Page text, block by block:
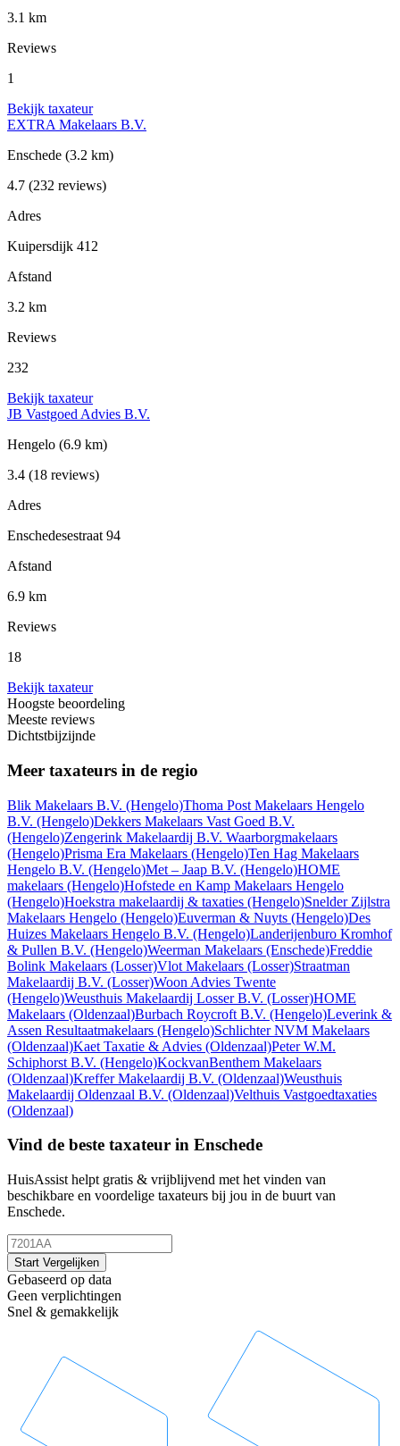
3.1 km
Reviews
1
Bekijk taxateur
EXTRA Makelaars B.V.
Enschede (3.2 km)
4.7 (232 reviews)
Adres
Kuipersdijk 412
Afstand
3.2 km
Reviews
232
Bekijk taxateur
JB Vastgoed Advies B.V.
Hengelo (6.9 km)
3.4 (18 reviews)
Adres
Enschedesestraat 94
Afstand
6.9 km
Reviews
18
Bekijk taxateur
Hoogste beoordeling
Meeste reviews
Dichtstbijzijnde
Meer taxateurs in de regio
Blik Makelaars B.V. (Hengelo)Thoma Post Makelaars Hengelo
B.V. (Hengelo)Dekkers Makelaars Vast Goed B.V.
(Hengelo)Zengerink Makelaardij B.V. Waarborgmakelaars
(Hengelo)Prisma Era Makelaars (Hengelo)Ten Hag Makelaars
Hengelo B.V. (Hengelo)Met – Jaap B.V. (Hengelo)HOME
makelaars (Hengelo)Hofstede en Kamp Makelaars Hengelo
(Hengelo)Hoekstra makelaardij & taxaties (Hengelo)Snelder Zijlstra
Makelaars Hengelo (Hengelo)Euverman & Nuyts (Hengelo)Des
Huizes Makelaars Hengelo B.V. (Hengelo)Landerijenburo Kromhof
& Pullen B.V. (Hengelo)Weerman Makelaars (Enschede)Freddie
Bolink Makelaars (Losser)Vlot Makelaars (Losser)Straatman
Makelaardij B.V. (Losser)Woon Advies Twente
(Hengelo)Weusthuis Makelaardij Losser B.V. (Losser)HOME
Makelaars (Oldenzaal)Burbach Roycroft B.V. (Hengelo)Leverink &
Assen Resultaatmakelaars (Hengelo)Schlichter NVM Makelaars
(Oldenzaal)Kaet Taxatie & Advies (Oldenzaal)Peter W.M.
Schiphorst B.V. (Hengelo)KockvanBenthem Makelaars
(Oldenzaal)Kreffer Makelaardij B.V. (Oldenzaal)Weusthuis
Makelaardij Oldenzaal B.V. (Oldenzaal)Velthuis Vastgoedtaxaties
(Oldenzaal)
Vind de beste taxateur in Enschede
HuisAssist helpt gratis & vrijblijvend met het vinden van
beschikbare en voordelige taxateurs bij jou in de buurt van
Enschede.
Start Vergelijken
Gebaseerd op data
Geen verplichtingen
Snel & gemakkelijk